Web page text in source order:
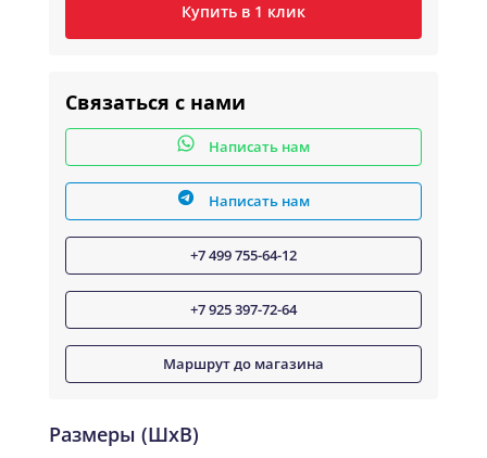
Купить в 1 клик
Связаться с нами
Написать нам
Написать нам
+7 499 755-64-12
+7 925 397-72-64
Маршрут до магазина
Размеры (ШxВ)